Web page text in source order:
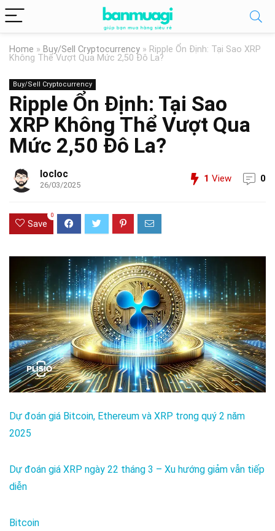
Home » Buy/Sell Cryptocurrency » Ripple Ổn Định: Tại Sao XRP
Không Thể Vượt Qua Mức 2,50 Đô La?
Buy/Sell Cryptocurrency
Ripple Ổn Định: Tại Sao
XRP Không Thể Vượt Qua
Mức 2,50 Đô La?
locloc
26/03/2025
1 View 0
Save
0
Dự đoán giá Bitcoin, Ethereum và XRP trong quý 2 năm
2025
Dự đoán giá XRP ngày 22 tháng 3 – Xu hướng giảm vẫn tiếp
diễn
Bitcoin